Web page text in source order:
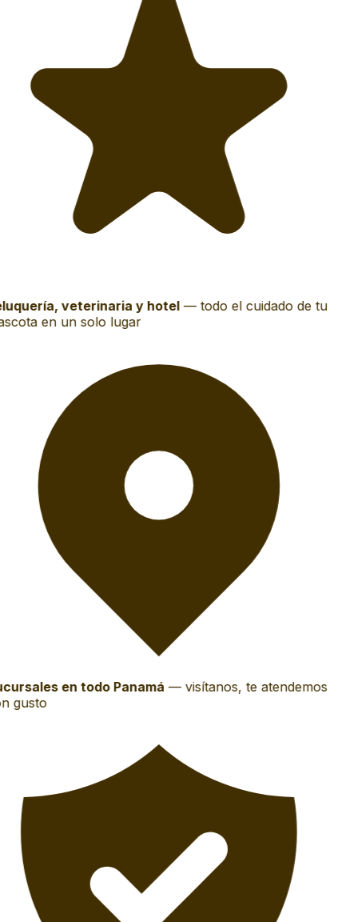
veterinaria y hotel— todo el cuidado de tu
en un solo lugar
en todo Panamá— visítanos, te atendemos
gusto